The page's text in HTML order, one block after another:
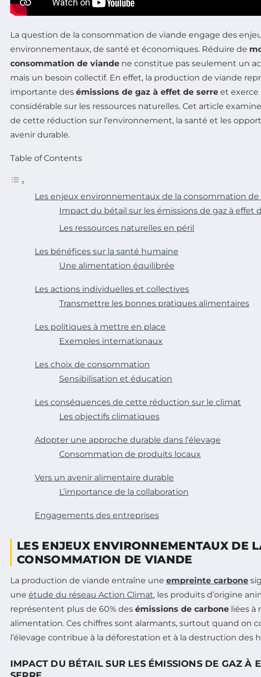
La question de la consommation de viande engage des
environnementaux, de santé et économiques. Réduire de
consommation de viande ne constitue pas seulement un
mais un besoin collectif. En effet, la production de viande
importante des émissions de gaz à effet de serre et exerce
considérable sur les ressources naturelles. Cet article
de cette réduction sur l’environnement, la santé et les
avenir durable.
Table of Contents
Les enjeux environnementaux de la consommation de
Impact du bétail sur les émissions de gaz à effet
Les ressources naturelles en péril
Les bénéfices sur la santé humaine
Une alimentation équilibrée
Les actions individuelles et collectives
Transmettre les bonnes pratiques alimentaires
Les politiques à mettre en place
Exemples internationaux
Les choix de consommation
Sensibilisation et éducation
Les conséquences de cette réduction sur le climat
Les objectifs climatiques
Adopter une approche durable dans l’élevage
Consommation de produits locaux
Vers un avenir alimentaire durable
L’importance de la collaboration
Engagements des entreprises
LES ENJEUX ENVIRONNEMENTAUX DE
CONSOMMATION DE VIANDE
La production de viande entraîne une empreinte carbone
une étude du réseau Action Climat, les produits d’origine
représentent plus de 60% des émissions de carbone liées à
alimentation. Ces chiffres sont alarmants, surtout quand on
l’élevage contribue à la déforestation et à la destruction des
IMPACT DU BÉTAIL SUR LES ÉMISSIONS DE GAZ À